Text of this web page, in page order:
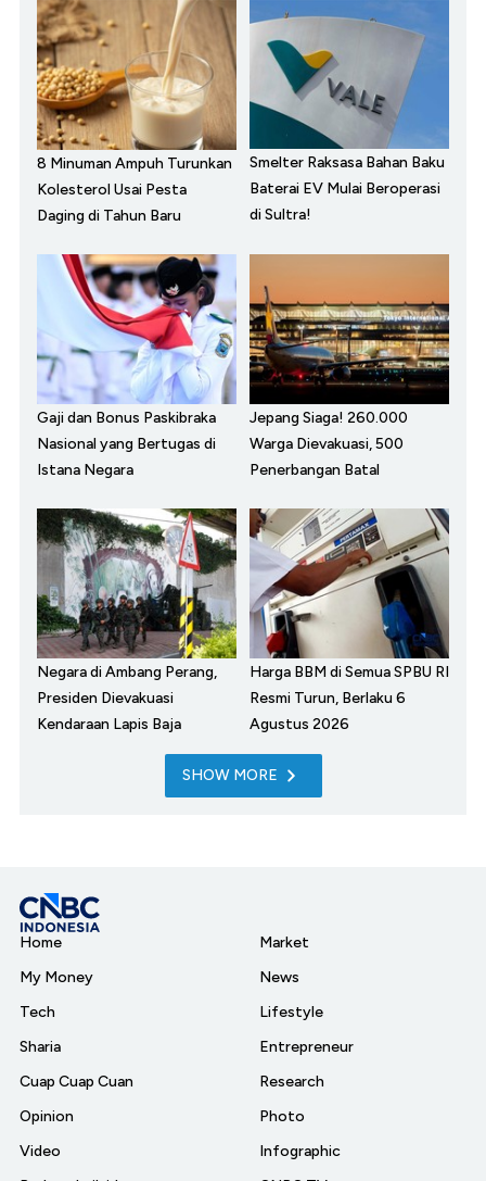
8 Minuman Ampuh Turunkan
Kolesterol Usai Pesta
Daging di Tahun Baru
Smelter Raksasa Bahan Baku
Baterai EV Mulai Beroperasi
di Sultra!
Gaji dan Bonus Paskibraka
Nasional yang Bertugas di
Istana Negara
Jepang Siaga! 260.000
Warga Dievakuasi, 500
Penerbangan Batal
Negara di Ambang Perang,
Presiden Dievakuasi
Kendaraan Lapis Baja
Harga BBM di Semua SPBU RI
Resmi Turun, Berlaku 6
Agustus 2026
SHOW MORE
Home
My Money
Tech
Sharia
Cuap Cuap Cuan
Opinion
Video
Market
News
Lifestyle
Entrepreneur
Research
Photo
Infographic